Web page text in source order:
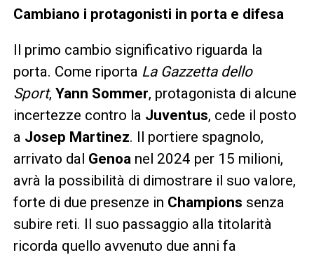
Cambiano i protagonisti in porta e difesa
Il primo cambio significativo riguarda la
porta. Come riporta La Gazzetta dello
Sport, Yann Sommer, protagonista di alcune
incertezze contro la Juventus, cede il posto
a Josep Martinez. Il portiere spagnolo,
arrivato dal Genoa nel 2024 per 15 milioni,
avrà la possibilità di dimostrare il suo valore,
forte di due presenze in Champions senza
subire reti. Il suo passaggio alla titolarità
ricorda quello avvenuto due anni fa